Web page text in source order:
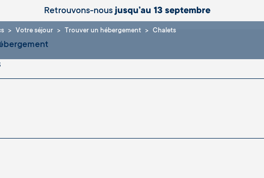
Retrouvons-nousjusqu’au 13 septembre
Votre séjour Trouver un hébergement Chalets